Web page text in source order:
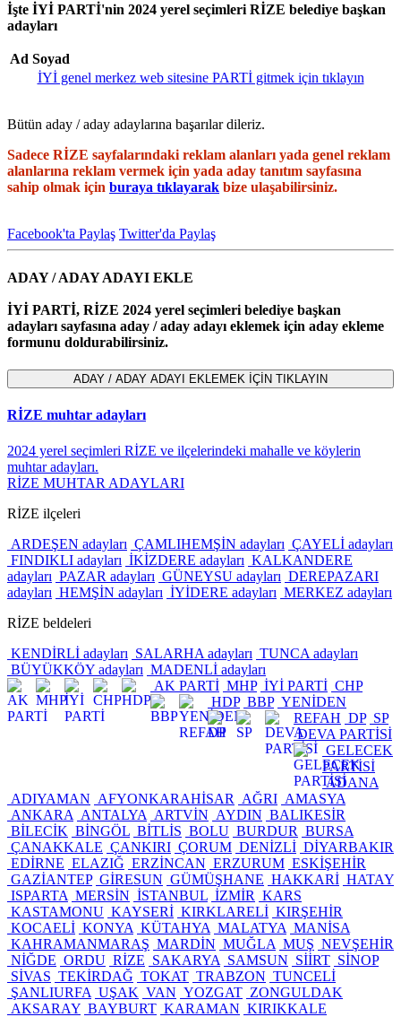
İşte İYİ PARTİ'nin 2024 yerel seçimleri RİZE belediye başkan
adayları
Ad Soyad
İYİ genel merkez web sitesine PARTİ gitmek için tıklayın
Bütün aday / aday adaylarına başarılar dileriz.
Sadece RİZE sayfalarındaki reklam alanları yada genel reklam
alanlarına reklam vermek için yada aday tanıtım sayfasına
sahip olmak için buraya tıklayarak bize ulaşabilirsiniz.
Facebook'ta Paylaş Twitter'da Paylaş
ADAY / ADAY ADAYI EKLE
İYİ PARTİ, RİZE 2024 yerel seçimleri belediye başkan
adayları sayfasına aday / aday adayı eklemek için aday ekleme
formunu doldurabilirsiniz.
RİZE muhtar adayları
2024 yerel seçimleri RİZE ve ilçelerindeki mahalle ve köylerin
muhtar adayları.
RİZE MUHTAR ADAYLARI
RİZE ilçeleri
ARDEŞEN adayları ÇAMLIHEMŞİN adayları ÇAYELİ adayları
FINDIKLI adayları İKİZDERE adayları KALKANDERE
adayları PAZAR adayları GÜNEYSU adayları DEREPAZARI
adayları HEMŞİN adayları İYİDERE adayları MERKEZ adayları
RİZE beldeleri
KENDİRLİ adayları SALARHA adayları TUNCA adayları
BÜYÜKKÖY adayları MADENLİ adayları
AK PARTİ MHP İYİ PARTİ CHP
HDP BBP YENİDEN
REFAH DP SP
DEVA PARTİSİ
GELECEK
PARTİSİ
ADANA
ADIYAMAN AFYONKARAHİSAR AĞRI AMASYA
ANKARA ANTALYA ARTVİN AYDIN BALIKESİR
BİLECİK BİNGÖL BİTLİS BOLU BURDUR BURSA
ÇANAKKALE ÇANKIRI ÇORUM DENİZLİ DİYARBAKIR
EDİRNE ELAZIĞ ERZİNCAN ERZURUM ESKİŞEHİR
GAZİANTEP GİRESUN GÜMÜŞHANE HAKKARİ HATAY
ISPARTA MERSİN İSTANBUL İZMİR KARS
KASTAMONU KAYSERİ KIRKLARELİ KIRŞEHİR
KOCAELİ KONYA KÜTAHYA MALATYA MANİSA
KAHRAMANMARAŞ MARDİN MUĞLA MUŞ NEVŞEHİR
NİĞDE ORDU RİZE SAKARYA SAMSUN SİİRT SİNOP
SİVAS TEKİRDAĞ TOKAT TRABZON TUNCELİ
ŞANLIURFA UŞAK VAN YOZGAT ZONGULDAK
AKSARAY BAYBURT KARAMAN KIRIKKALE